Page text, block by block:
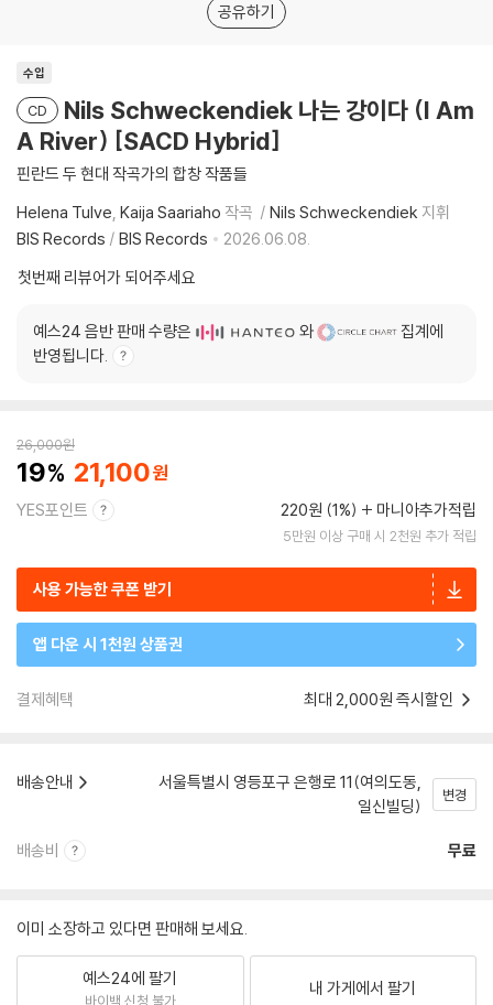
공유하기
수입
CD
Nils Schweckendiek 나는 강이다 (I Am
A River) [SACD Hybrid]
핀란드 두 현대 작곡가의 합창 작품들
Helena Tulve Kaija Saariaho 작곡 Nils Schweckendiek 지휘
BIS Records / BIS Records
2026.06.08.
첫번째 리뷰어가 되어주세요
예스24 음반 판매 수량은 와
집계에
반영됩니다.
26,000원
19 21,100
YES포인트 220원 (1%) 마니아추가적립
5만원 이상 구매 시 2천원 추가 적립
사용 가능한 쿠폰 받기
앱 다운 시 1천원 상품권
결제혜택 최대 2,000원 즉시할인
배송안내
서울특별시 영등포구 은행로 11(여의도동,
일신빌딩)
변경
배송비 무료
이미 소장하고 있다면 판매해 보세요.
예스24에 팔기
바이백 신청 불가
내 가게에서 팔기